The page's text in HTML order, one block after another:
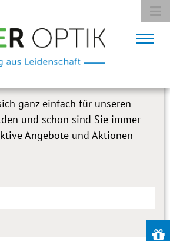
ganz einfach für unseren
und schon sind Sie immer
Angebote und Aktionen